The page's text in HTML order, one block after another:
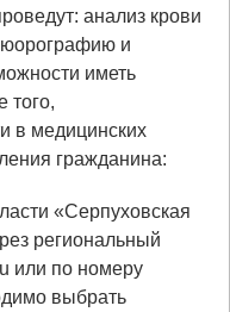
анализ крови
и
иметь
того,
в медицинских
гражданина:
«Серпуховская
региональный
или по номеру
выбрать